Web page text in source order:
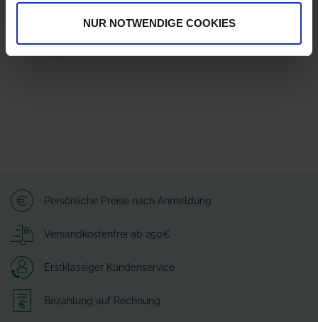
NUR NOTWENDIGE COOKIES
AMAZONEN-WERKE H. DREYER SE & Co. KG
Am Amazonenwerk 41518
Persönliche Preise nach Anmeldung
Versandkostenfrei ab 250€
Erstklassiger Kundenservice
Bezahlung auf Rechnung